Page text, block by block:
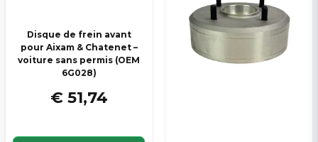
Disque de frein avant
pour Aixam & Chatenet –
voiture sans permis (OEM
6G028)
€ 51,74